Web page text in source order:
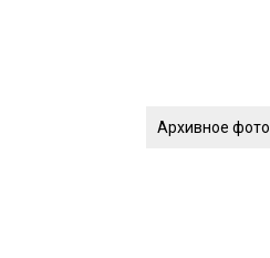
Архивное фото